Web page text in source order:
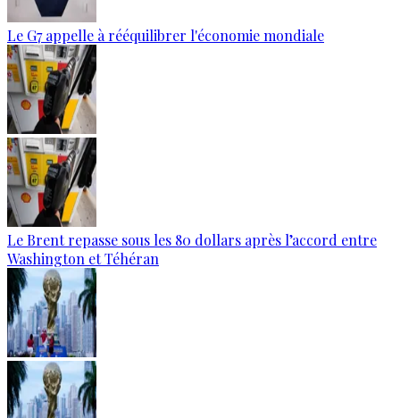
Le G7 appelle à rééquilibrer l'économie mondiale
Le Brent repasse sous les 80 dollars après l’accord entre
Washington et Téhéran